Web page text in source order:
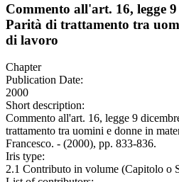
Commento all'art. 16, legge
Parità di trattamento tra
di lavoro
Chapter
Publication Date:
2000
Short description:
Commento all'art. 16, legge 9
trattamento tra uomini e donne in
Francesco. - (2000), pp. 833-836.
Iris type:
2.1 Contributo in volume (Capitolo o